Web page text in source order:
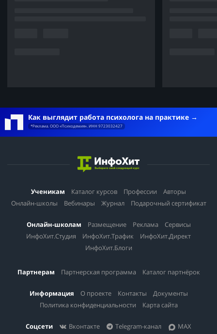
Как выглядит работа психолога на практике
*Реклама. ООО «Психодемия». ИНН 9723032427
Ученикам Каталог курсов Профессии
Авторы
Онлайн-школы
Вебинары Журнал Подарочный сертификат
Онлайн-школам Размещение Реклама
Сервисы
ИнфоХит.Студия
ИнфоХит.Трафик
ИнфоХит.Директ
ИнфоХит.Блоги
Партнерам Партнерская программа Каталог партнёрок
Информация О проекте Контакты
Документы
Политика конфиденциальности
Карта сайта
Соцсети Вконтакте Telegram-канал
MAX